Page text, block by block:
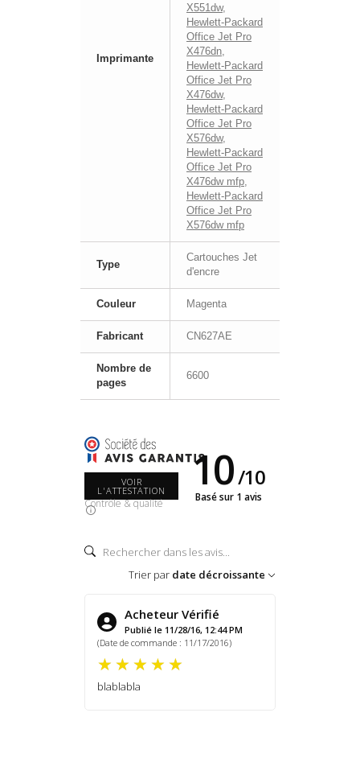
Imprimante
X551dw,
Hewlett-Packard
Office Jet Pro
X476dn
Hewlett-Packard
Office Jet Pro
X476dw,
Hewlett-Packard
Office Jet Pro
X576dw,
Hewlett-Packard
Office Jet Pro
X476dw mfp
Hewlett-Packard
Office Jet Pro
X576dw mfp
Type
Cartouches Jet
d'encre
Couleur Magenta
Fabricant CN627AE
Nombre de
pages
6600
VOIR
L'ATTESTATION
Contrôle & qualité
10/10
Basé sur 1 avis
Trier par date décroissante
Acheteur Vérifié
Publié le 11/28/16, 12:44 PM
(Date de commande : 11/17/2016)
blablabla